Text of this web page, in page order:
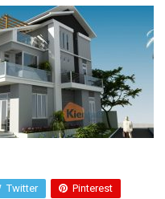
Twitter Pinterest